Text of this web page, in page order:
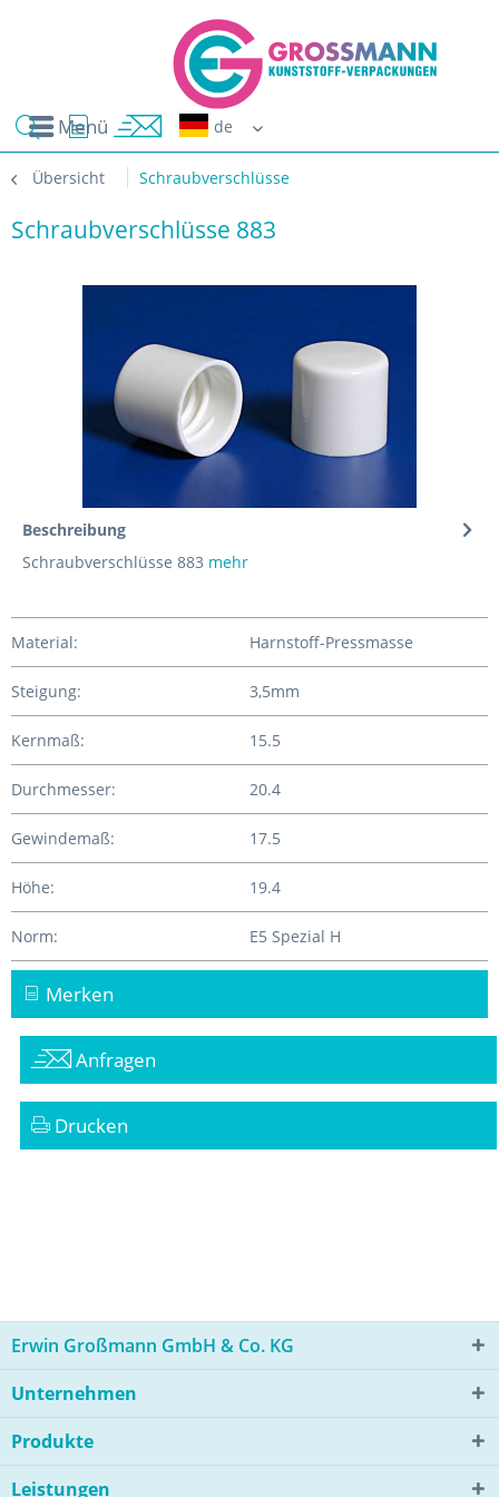
Menü
Übersicht Schraubverschlüsse
Schraubverschlüsse 883
Beschreibung
Schraubverschlüsse 883 mehr
Material: Harnstoff-Pressmasse
Steigung: 3,5mm
Kernmaß: 15.5
Durchmesser: 20.4
Gewindemaß: 17.5
Höhe: 19.4
Norm: E5 Spezial H
Merken
Anfragen
Drucken
Erwin Großmann GmbH & Co. KG
Unternehmen
Produkte
Leistungen